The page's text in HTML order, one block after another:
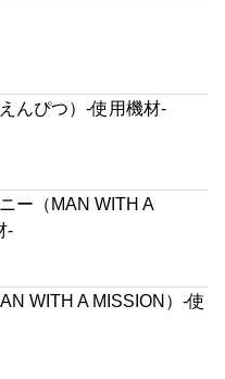
んぴつ）-使用機材-
ー（MAN WITH A
-
WITH A MISSION）-使